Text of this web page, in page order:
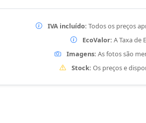
IVA incluído: Todos os preços
EcoValor: A Taxa de
Imagens: As fotos são
Stock: Os preços e